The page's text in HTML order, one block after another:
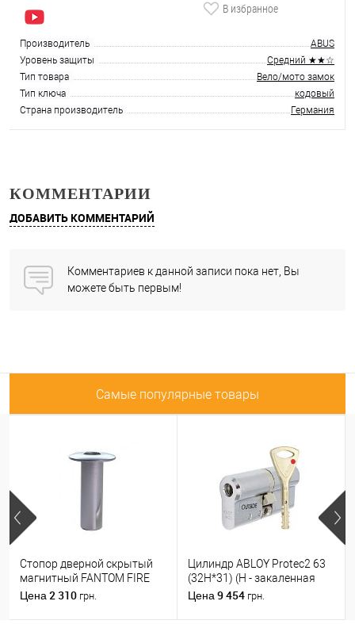
В избранное
Производитель
ABUS
Уровень защиты
Средний ★★☆
Тип товара
Вело/мото замок
Тип ключа
кодовый
Страна производитель
Германия
КОММЕНТАРИИ
ДОБАВИТЬ КОММЕНТАРИЙ
Комментариев к данной записи пока нет, Вы
можете быть первым!
Самые популярные товары
Стопор дверной скрытый
магнитный FANTOM FIRE
хром матовый
Цена 2 310 грн.
Цилиндр ABLOY Protec2 63
(32H*31) (H - закаленная
сторона) хром
Цена 9 454 грн.